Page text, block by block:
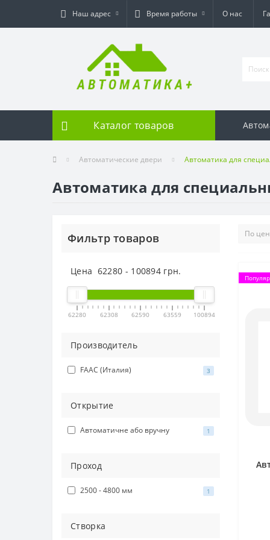
Наш адрес Время работы О нас
Каталог товаров
Автоматические двери Автоматика для
Автоматика для
Фильтр товаров
Цена 62280 - 100894 грн.
62280 62308 62590 63559 100894
Производитель
FAAC (Италия) 3
Открытие
Автоматичне або вручну 1
Проход
2500 - 4800 мм 1
Створка